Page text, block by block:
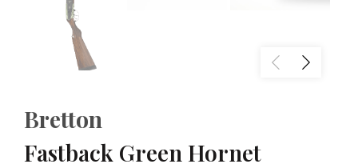
Bretton
Fastback Green Hornet